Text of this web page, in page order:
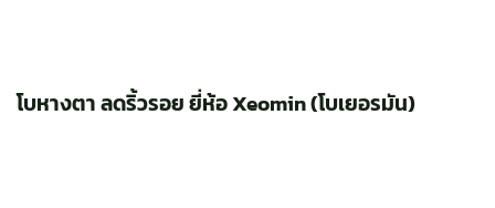
โบหางตา ลดริ้วรอย ยี่ห้อ Xeomin(โบเยอรมัน)